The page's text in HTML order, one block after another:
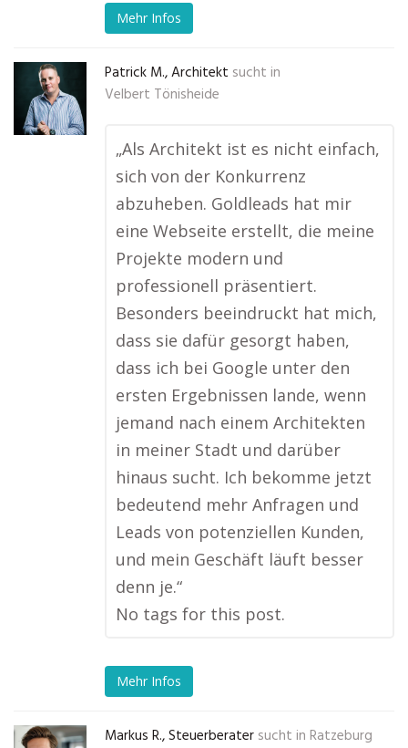
Mehr Infos
Patrick M., Architekt sucht in
Velbert Tönisheide
„Als Architekt ist es nicht einfach,
sich von der Konkurrenz
abzuheben. Goldleads hat mir
eine Webseite erstellt, die meine
Projekte modern und
professionell präsentiert.
Besonders beeindruckt hat mich,
dass sie dafür gesorgt haben,
dass ich bei Google unter den
ersten Ergebnissen lande, wenn
jemand nach einem Architekten
in meiner Stadt und darüber
hinaus sucht. Ich bekomme jetzt
bedeutend mehr Anfragen und
Leads von potenziellen Kunden,
und mein Geschäft läuft besser
denn je.“
No tags for this post.
Mehr Infos
Markus R., Steuerberater sucht in Ratzeburg